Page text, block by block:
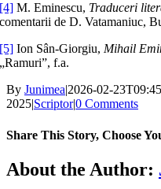
[4] M. Eminescu, Traduceri
comentarii de D. Vatamaniuc,
[5] Ion Sân-Giorgiu,Mihail
„Ramuri”, f.a.
By Junimea|2026-02-
2025|Scriptor|0 Comments
Share This Story, Choose
Facebook
X
Bluesky
Reddit
LinkedIn
WhatsApp
Telegram
Tumblr
Xing
Email
Copy
Link
About the Author: